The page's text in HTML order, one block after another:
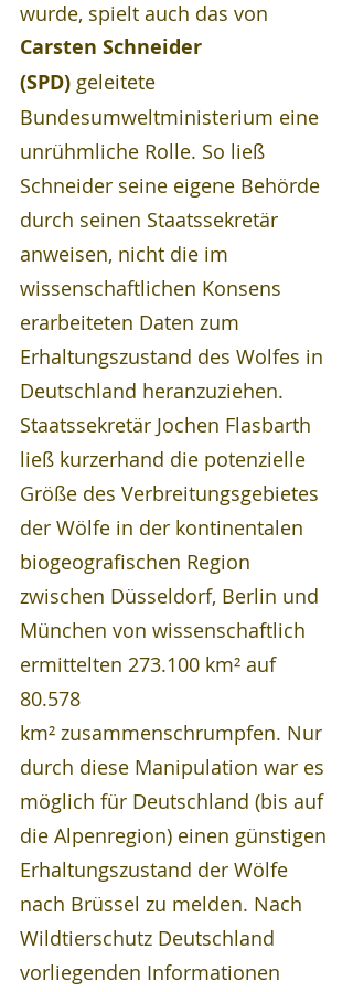
wurde, spielt auch das von
Carsten Schneider
(SPD) geleitete
Bundesumweltministerium eine
unrühmliche Rolle. So ließ
Schneider seine eigene Behörde
durch seinen Staatssekretär
anweisen, nicht die im
wissenschaftlichen Konsens
erarbeiteten Daten zum
Erhaltungszustand des Wolfes in
Deutschland heranzuziehen.
Staatssekretär Jochen Flasbarth
ließ kurzerhand die potenzielle
Größe des Verbreitungsgebietes
der Wölfe in der kontinentalen
biogeografischen Region
zwischen Düsseldorf, Berlin und
München von wissenschaftlich
ermittelten 273.100 km² auf
80.578
km² zusammenschrumpfen. Nur
durch diese Manipulation war es
möglich für Deutschland (bis auf
die Alpenregion) einen günstigen
Erhaltungszustand der Wölfe
nach Brüssel zu melden. Nach
Wildtierschutz Deutschland
vorliegenden Informationen